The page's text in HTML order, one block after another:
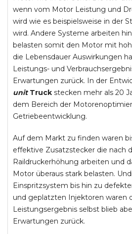
wenn vom Motor Leistung und
wird wie es beispielsweise in der
wird. Andere Systeme arbeiten
belasten somit den Motor mit
die Lebensdauer Auswirkungen
Leistungs- und
Erwartungen zurück. In der
unit Truck stecken mehr als 20
dem Bereich der
Getriebeentwicklung.
Auf dem Markt zu finden waren
effektive Zusatzstecker die nach
Raildruckerhöhung arbeiten und
Motor überaus stark belasten.
Einspritzsystem bis hin zu
und geplatzten Injektoren waren
Leistungsergebnis selbst blieb
Erwartungen zurück.